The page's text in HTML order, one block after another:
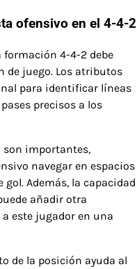
ofensivo en el 4-4-2
4-4-2 debe
de juego. Los atributos
para identificar líneas
precisos a los
son importantes,
navegar en espacios
Además, la capacidad
añadir otra
este jugador en una
de la posición ayuda al